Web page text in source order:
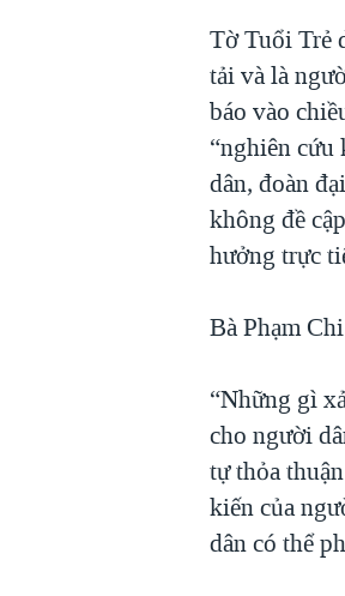
Tờ Tuổi Trẻ
tải và là
báo vào
“nghiên
dân, đoàn
không đề
hưởng trực
Bà Phạm
“Những gì
cho người
tự thỏa
kiến của
dân có thể